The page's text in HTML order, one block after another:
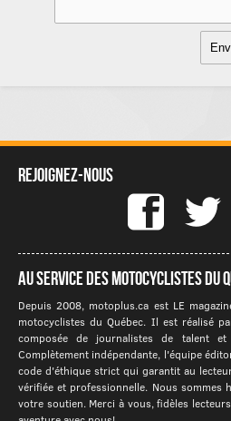
Rejoignez-nous
Au service des motocyclistes du
Depuis 2008, motoplus.ca est LE
motocyclistes du Québec. Il est réalisé
composée de journalistes de talent et
Complètement indépendante, l'équipe
code d'éthique strict qui garantit au
vérifiée et professionnelle. Nous sommes
votre soutien. Merci à vous, fidèles